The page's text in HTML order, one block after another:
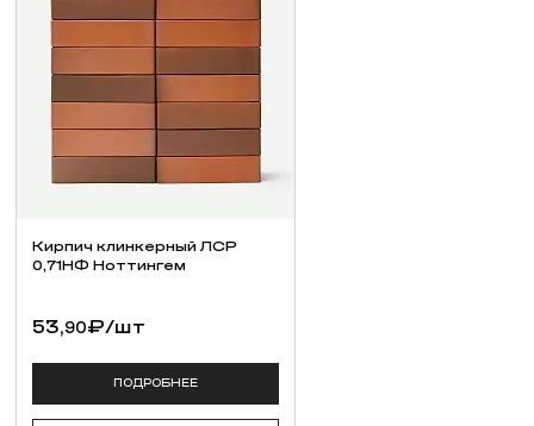
Кирпич клинкерный ЛСР
0,71НФ Ноттингем
53,90₽/шт
ПОДРОБНЕЕ